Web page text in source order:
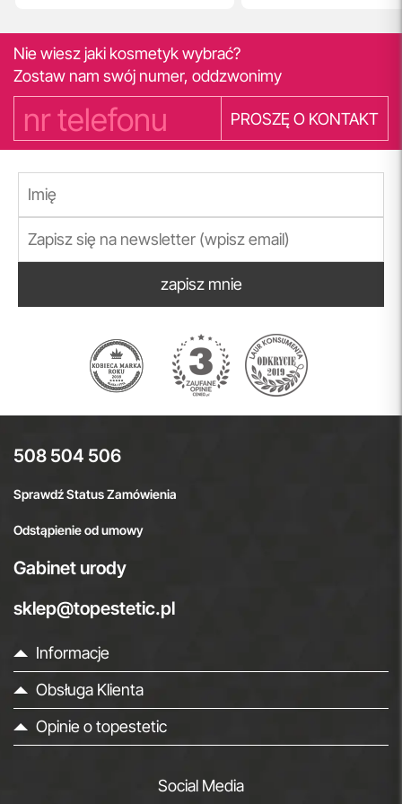
Nie wiesz jaki kosmetyk wybrać?
Zostaw nam swój numer, oddzwonimy
PROSZĘ O KONTAKT
zapisz mnie
508 504 506
Sprawdź Status Zamówienia
Odstąpienie od umowy
Gabinet urody
sklep@topestetic.pl
Informacje
Obsługa Klienta
Opinie o topestetic
Social Media